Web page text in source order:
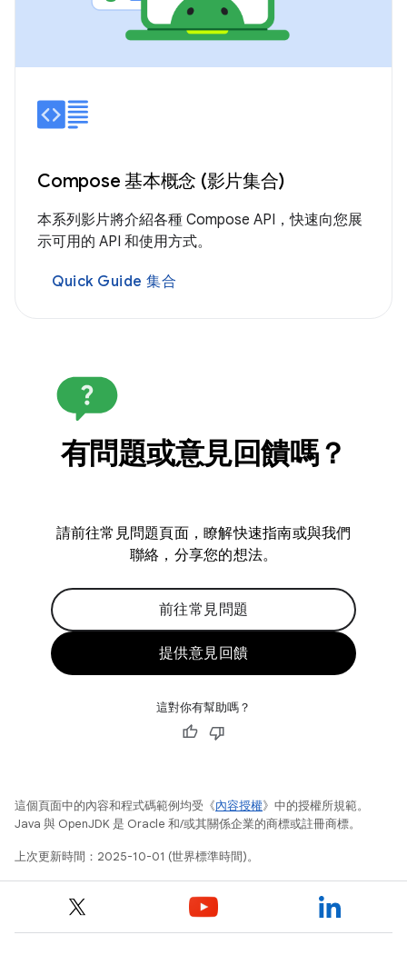
Compose 基本概念 (影片集合)
本系列影片將介紹各種 Compose API，快速向您展
示可用的 API 和使用方式。
Quick Guide 集合
有問題或意見回饋嗎？
請前往常見問題頁面，瞭解快速指南或與我們
聯絡，分享您的想法。
前往常見問題
提供意見回饋
這對你有幫助嗎？
這個頁面中的內容和程式碼範例均受《內容授權》中的授權所規範。
Java 與 OpenJDK 是 Oracle 和/或其關係企業的商標或註冊商標。
上次更新時間：2025-10-01 (世界標準時間)。